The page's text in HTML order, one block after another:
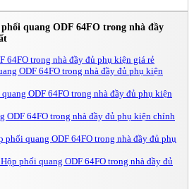
quang ODF 64FO trong nhà đầy
64FO trong nhà đầy đủ phụ kiện giá rẻ
ODF 64FO trong nhà đầy đủ phụ kiện
ODF 64FO trong nhà đầy đủ phụ kiện
ODF 64FO trong nhà đầy đủ phụ kiện chính
phối quang ODF 64FO trong nhà đầy đủ phụ
phối quang ODF 64FO trong nhà đầy đủ